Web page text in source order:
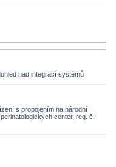
nad integrací systémů
s propojením na národní
center, reg. č.